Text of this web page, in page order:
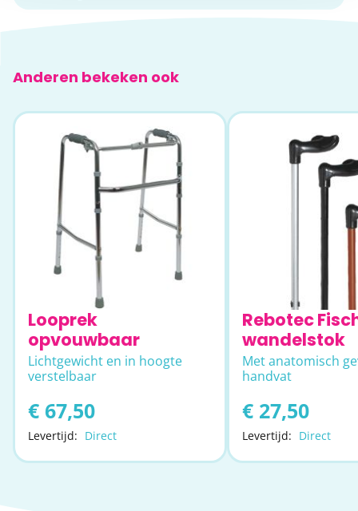
Anderen bekeken ook
Looprek
opvouwbaar
Lichtgewicht en in hoogte
verstelbaar
€ 67,50
Levertijd: Direct
Rebotec
wandelstok
Met anatomisch
handvat
€ 27,50
Levertijd: Direct